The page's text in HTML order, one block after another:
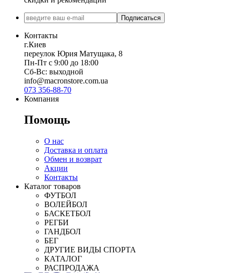
Подписаться
Контакты
г.Киев
переулок Юрия Матущака, 8
Пн-Пт с 9:00 до 18:00
Сб-Вс: выходной
info@macronstore.com.ua
073 356-88-70
Компания
Помощь
О нас
Доставка и оплата
Обмен и возврат
Акции
Контакты
Каталог товаров
ФУТБОЛ
ВОЛЕЙБОЛ
БАСКЕТБОЛ
РЕГБИ
ГАНДБОЛ
БЕГ
ДРУГИЕ ВИДЫ СПОРТА
КАТАЛОГ
РАСПРОДАЖА